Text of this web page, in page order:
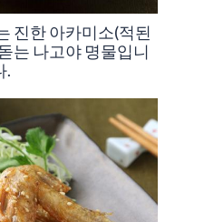
진한 아카미소(적된
는 나고야 명물입니
.